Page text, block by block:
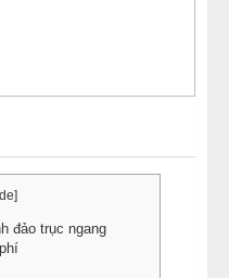
25kg
]
đảo trục ngang